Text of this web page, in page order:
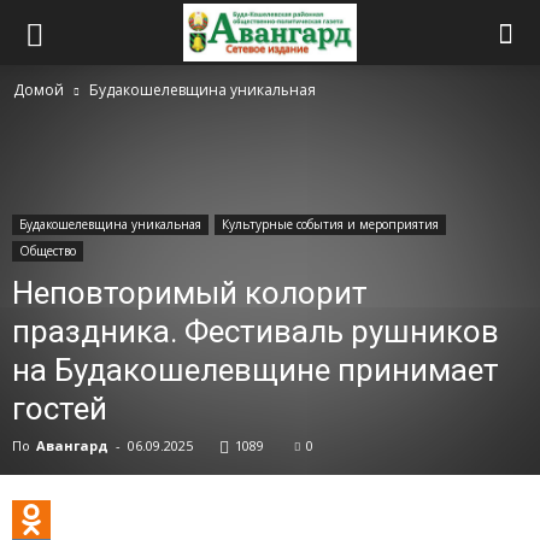
Домой Будакошелевщина уникальная
Будакошелевщина уникальная
Культурные события и мероприятия
Общество
Неповторимый колорит
праздника. Фестиваль рушников
на Будакошелевщине принимает
гостей
По Авангард - 06.09.2025 1089 0